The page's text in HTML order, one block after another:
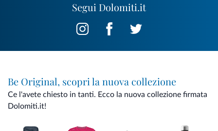
Segui Dolomiti.it
Be Original, scopri la nuova collezione
Ce l'avete chiesto in tanti. Ecco la nuova collezione firmata
Dolomiti.it!